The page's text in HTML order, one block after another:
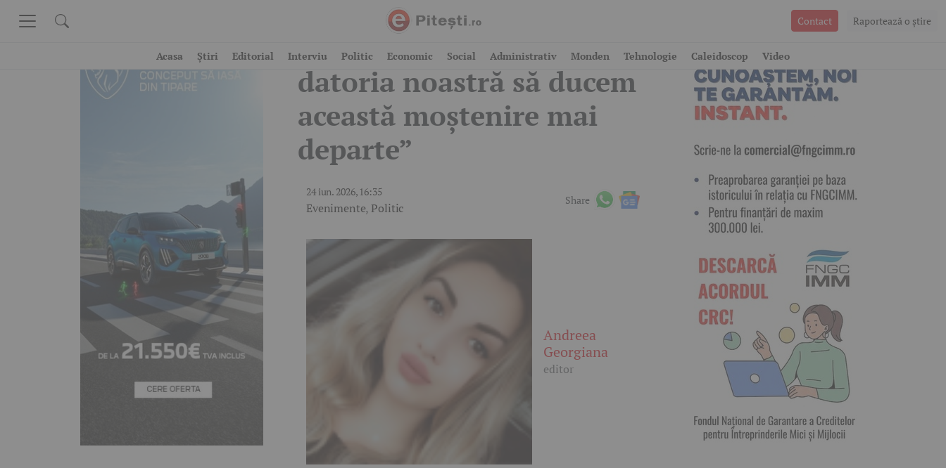
Contact Raportează o ştire
Acasa Știri Editorial Interviu Politic Economic Social Administrativ Monden Tehnologie Caleidoscop Video
Mihai Coteț: „Este de
datoria noastră să ducem
această moștenire mai
departe”
24 iun. 2026, 16:35
Evenimente, Politic
Share
Andreea
Georgiana
editor